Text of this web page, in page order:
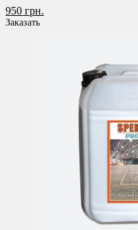
950 грн.
Заказать